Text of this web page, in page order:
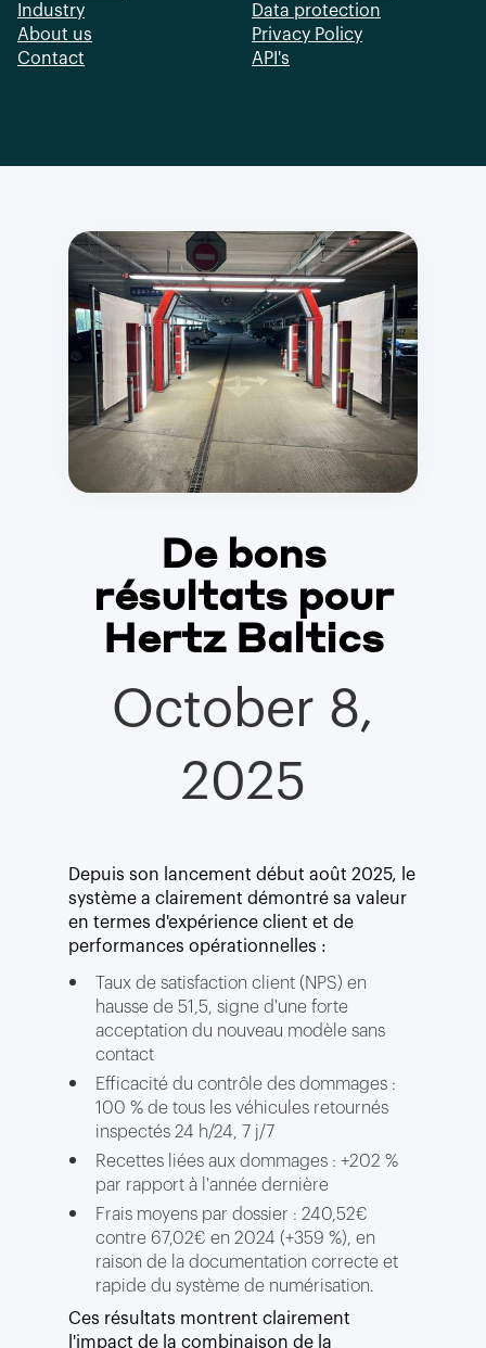
Industry
About us
Contact
Data protection
Privacy Policy
API's
De bons
résultats pour
Hertz Baltics
October 8,
2025
Depuis son lancement début août 2025, le
système a clairement démontré sa valeur
en termes d'expérience client et de
performances opérationnelles :
Taux de satisfaction client (NPS) en
hausse de 51,5, signe d'une forte
acceptation du nouveau modèle sans
contact
Efficacité du contrôle des dommages :
100 % de tous les véhicules retournés
inspectés 24 h/24, 7 j/7
Recettes liées aux dommages : +202 %
par rapport à l'année dernière
Frais moyens par dossier : 240,52€
contre 67,02€ en 2024 (+359 %), en
raison de la documentation correcte et
rapide du système de numérisation.
Ces résultats montrent clairement
l'impact de la combinaison de la